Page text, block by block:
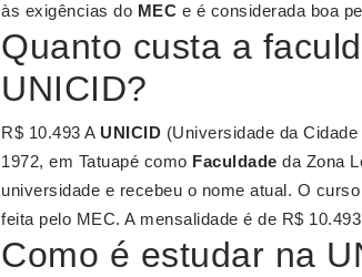
às exigências do MEC e é considerada boa
Quanto custa a
UNICID?
R$ 10.493 A UNICID (Universidade da
1972, em Tatuapé como Faculdade da Zona
universidade e recebeu o nome atual. O
feita pelo MEC. A mensalidade é de R$
Como é estudar na